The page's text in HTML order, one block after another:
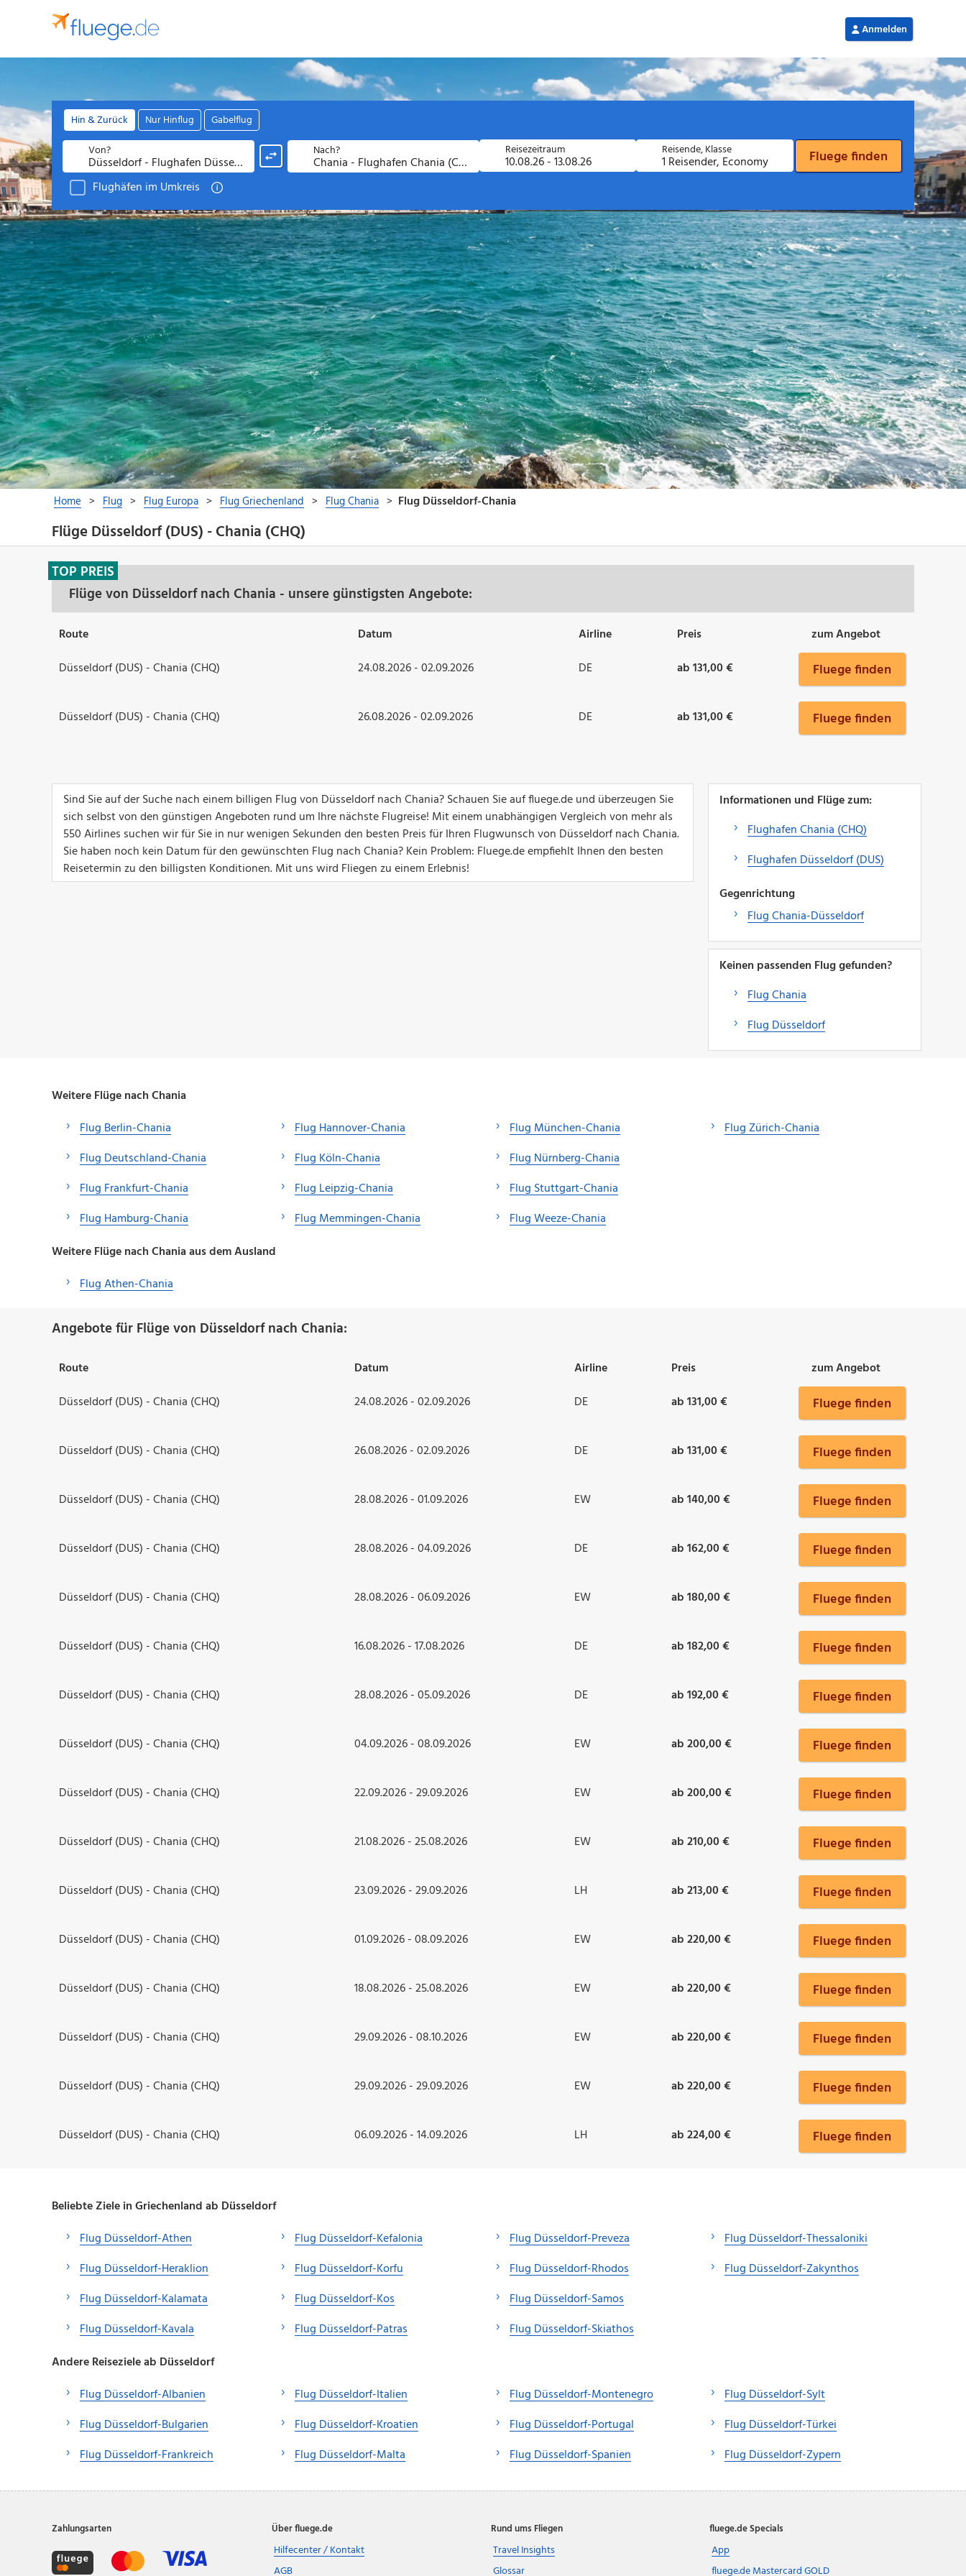
Flüge Düsseldorf (DUS) - Chania (CHQ)
Flüge von Düsseldorf nach Chania - unsere günstigsten Angebote:
TOP PREIS
Route Datum Airline Preis
zum Angebot
Düsseldorf (DUS) - Chania (CHQ)
24.08.2026 - 02.09.2026 DE ab 131,00 € Fluege finden
Düsseldorf (DUS) - Chania (CHQ) 26.08.2026 - 02.09.2026 DE ab 131,00 € Fluege finden
Sind Sie auf der Suche nach einem billigen Flug von Düsseldorf nach Chania? Schauen Sie auf fluege.de und überzeugen Sie
sich selbst von den günstigen Angeboten rund um Ihre nächste Flugreise! Mit einem unabhängigen Vergleich von mehr als
550 Airlines suchen wir für Sie in nur wenigen Sekunden den besten Preis für Ihren Flugwunsch von Düsseldorf nach Chania.
Sie haben noch kein Datum für den gewünschten Flug nach Chania? Kein Problem: Fluege.de empfiehlt Ihnen den besten
Reisetermin zu den billigsten Konditionen. Mit uns wird Fliegen zu einem Erlebnis!
Informationen und Flüge zum:
Flughafen Chania (CHQ)
Flughafen Düsseldorf (DUS)
Gegenrichtung
Flug Chania-Düsseldorf
Keinen passenden Flug gefunden?
Flug Chania
Flug Düsseldorf
Weitere Flüge nach Chania
Flug Berlin-Chania
Flug Deutschland-Chania
Flug Frankfurt-Chania
Flug Hamburg-Chania
Flug Hannover-Chania
Flug Köln-Chania
Flug Leipzig-Chania
Flug Memmingen-Chania
Flug München-Chania
Flug Nürnberg-Chania
Flug Stuttgart-Chania
Flug Weeze-Chania
Flug Zürich-Chania
Weitere Flüge nach Chania aus dem Ausland
Flug Athen-Chania
Angebote für Flüge von Düsseldorf nach Chania:
Route Datum Airline Preis
zum Angebot
Düsseldorf (DUS) - Chania (CHQ)
24.08.2026 - 02.09.2026 DE ab 131,00 € Fluege finden
Düsseldorf (DUS) - Chania (CHQ) 26.08.2026 - 02.09.2026 DE ab 131,00 € Fluege finden
Düsseldorf (DUS) - Chania (CHQ) 28.08.2026 - 01.09.2026 EW ab 140,00 € Fluege finden
Düsseldorf (DUS) - Chania (CHQ) 28.08.2026 - 04.09.2026 DE ab 162,00 € Fluege finden
Düsseldorf (DUS) - Chania (CHQ) 28.08.2026 - 06.09.2026 EW ab 180,00 € Fluege finden
Düsseldorf (DUS) - Chania (CHQ) 16.08.2026 - 17.08.2026 DE ab 182,00 € Fluege finden
Düsseldorf (DUS) - Chania (CHQ) 28.08.2026 - 05.09.2026 DE ab 192,00 € Fluege finden
Düsseldorf (DUS) - Chania (CHQ) 04.09.2026 - 08.09.2026 EW ab 200,00 € Fluege finden
Düsseldorf (DUS) - Chania (CHQ) 22.09.2026 - 29.09.2026 EW ab 200,00 € Fluege finden
Düsseldorf (DUS) - Chania (CHQ) 21.08.2026 - 25.08.2026 EW ab 210,00 € Fluege finden
Düsseldorf (DUS) - Chania (CHQ) 23.09.2026 - 29.09.2026 LH ab 213,00 € Fluege finden
Düsseldorf (DUS) - Chania (CHQ) 01.09.2026 - 08.09.2026 EW ab 220,00 € Fluege finden
Düsseldorf (DUS) - Chania (CHQ) 18.08.2026 - 25.08.2026 EW ab 220,00 € Fluege finden
Düsseldorf (DUS) - Chania (CHQ) 29.09.2026 - 08.10.2026 EW ab 220,00 € Fluege finden
Düsseldorf (DUS) - Chania (CHQ) 29.09.2026 - 29.09.2026 EW ab 220,00 € Fluege finden
Düsseldorf (DUS) - Chania (CHQ) 06.09.2026 - 14.09.2026 LH ab 224,00 € Fluege finden
Beliebte Ziele in Griechenland ab Düsseldorf
Flug Düsseldorf-Athen
Flug Düsseldorf-Heraklion
Flug Düsseldorf-Kalamata
Flug Düsseldorf-Kavala
Flug Düsseldorf-Kefalonia
Flug Düsseldorf-Korfu
Flug Düsseldorf-Kos
Flug Düsseldorf-Patras
Flug Düsseldorf-Preveza
Flug Düsseldorf-Rhodos
Flug Düsseldorf-Samos
Flug Düsseldorf-Skiathos
Flug Düsseldorf-Thessaloniki
Flug Düsseldorf-Zakynthos
Andere Reiseziele ab Düsseldorf
Flug Düsseldorf-Albanien
Flug Düsseldorf-Bulgarien
Flug Düsseldorf-Frankreich
Flug Düsseldorf-Italien
Flug Düsseldorf-Kroatien
Flug Düsseldorf-Malta
Flug Düsseldorf-Montenegro
Flug Düsseldorf-Portugal
Flug Düsseldorf-Spanien
Flug Düsseldorf-Sylt
Flug Düsseldorf-Türkei
Flug Düsseldorf-Zypern